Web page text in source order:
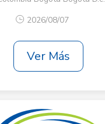
2026/08/07
Ver Más